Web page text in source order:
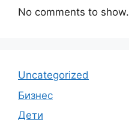
No comments to show.
Uncategorized
Бизнес
Дети